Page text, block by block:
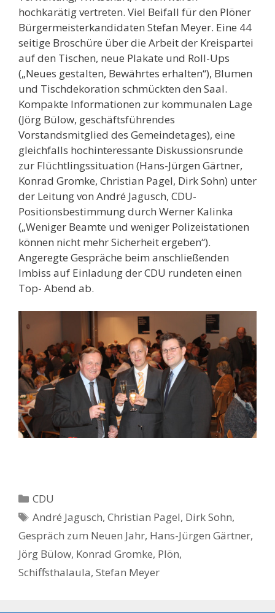
hochkarätig vertreten. Viel Beifall für den Plöner
Bürgermeisterkandidaten Stefan Meyer. Eine 44
seitige Broschüre über die Arbeit der Kreispartei
auf den Tischen, neue Plakate und Roll-Ups
(„Neues gestalten, Bewährtes erhalten“), Blumen
und Tischdekoration schmückten den Saal.
Kompakte Informationen zur kommunalen Lage
(Jörg Bülow, geschäftsführendes
Vorstandsmitglied des Gemeindetages), eine
gleichfalls hochinteressante Diskussionsrunde
zur Flüchtlingssituation (Hans-Jürgen Gärtner,
Konrad Gromke, Christian Pagel, Dirk Sohn) unter
der Leitung von André Jagusch, CDU-
Positionsbestimmung durch Werner Kalinka
(„Weniger Beamte und weniger Polizeistationen
können nicht mehr Sicherheit ergeben“).
Angeregte Gespräche beim anschließenden
Imbiss auf Einladung der CDU rundeten einen
Top- Abend ab.
Kategorien
CDU
Schlagwörter
André Jagusch,Christian Pagel, Dirk Sohn,
Gespräch zum Neuen Jahr, Hans-Jürgen Gärtner,
Jörg Bülow, Konrad Gromke, Plön,
Schiffsthalaula, Stefan Meyer